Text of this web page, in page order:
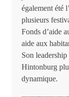
également été
plusieurs
Fonds d’aide
aide aux
Son leadership
Hintonburg
dynamique.